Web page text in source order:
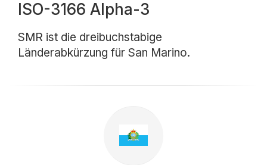
ISO-3166 Alpha-3
SMR ist die dreibuchstabige
Länderabkürzung für San Marino.